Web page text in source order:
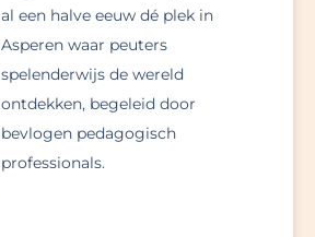
al een halve eeuw dé plek in
Asperen waar peuters
spelenderwijs de wereld
ontdekken, begeleid door
bevlogen pedagogisch
professionals.